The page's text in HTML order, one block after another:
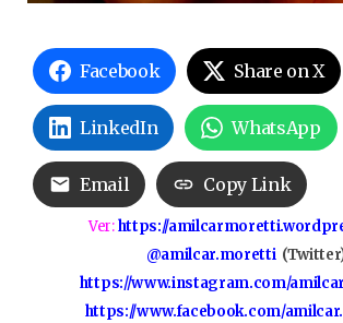
Facebook Share on X
LinkedIn WhatsApp
Email Copy Link
Ver:https://
@amilcar.moretti
https://www.instagram.com/
https://www.facebook.com/